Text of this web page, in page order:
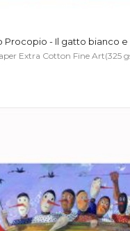
Procopio - Il gatto bianco e
Extra Cotton Fine Art(325